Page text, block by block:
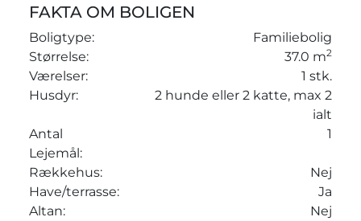
FAKTA OM BOLIGEN
Boligtype:
Familiebolig
Størrelse:
37.0 m2
Værelser:
1 stk.
Husdyr:
2 hunde eller 2 katte, max 2
ialt
Antal
Lejemål:
1
Rækkehus:
Nej
Have/terrasse:
Ja
Altan:
Nej